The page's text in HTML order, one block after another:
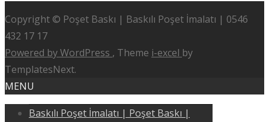
Copyright © Poşet Baskı | Baskılı Poşet İmalatı | 0546
432 17 17
Powered by WordPress , Theme i-excel by
TemplatesNext.
MENU
Baskılı Poşet İmalatı | Poşet Baskı |